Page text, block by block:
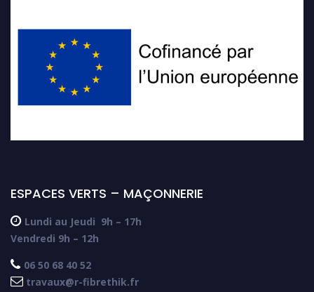
ESPACES VERTS – MAÇONNERIE
 Lundi au Jeudi 9h – 17h
Vendredi 9h – 12h
 06 50 68 40 52
 travaux@r-fibrethik.fr